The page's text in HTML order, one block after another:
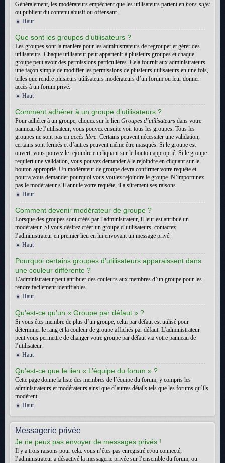
Généralement, les modérateurs empêchent que les utilisateurs partent en hors-sujet
ou publient du contenu abusif ou offensant.
Haut
Que sont les groupes d’utilisateurs ?
Les groupes sont la manière pour les administrateurs de regrouper et gérer des
utilisateurs. Chaque utilisateur peut appartenir à plusieurs groupes et chaque
groupe peut avoir des permissions particulières. Cela fournit aux administrateurs
une façon simple de modifier les permissions de plusieurs utilisateurs en une fois,
telles que rendre plusieurs utilisateurs modérateurs d’un forum ou leur donner
accès à un forum privé.
Haut
Comment adhérer à un groupe d’utilisateurs ?
Pour adhérer à un groupe, cliquez sur le lien Groupes d’utilisateurs dans votre
panneau de l’utilisateur, vous pouvez ensuite voir tous les groupes. Tous les
groupes ne sont pas en accès libre. Certains peuvent nécessiter une validation,
certains sont fermés et d’autres peuvent même être masqués. Si le groupe est
ouvert, vous pouvez le rejoindre en cliquant sur le bouton approprié. Si le groupe
requiert une validation, vous pouvez demander à le rejoindre en cliquant sur le
bouton approprié. Un modérateur de groupe devra confirmer votre requête et
pourra vous demander pourquoi vous voulez rejoindre le groupe. N’importunez
pas le modérateur s’il annule votre requête, il a sûrement ses raisons.
Haut
Comment devenir modérateur de groupe ?
Lorsque des groupes sont créés par l’administrateur, il leur est attribué un
modérateur. Si vous désirez créer un groupe d’utilisateurs, contactez
l’administrateur en premier lieu en lui envoyant un message privé.
Haut
Pourquoi certains groupes d’utilisateurs apparaissent dans
une couleur différente ?
L’administrateur peut attribuer des couleurs aux membres d’un groupe pour les
rendre facilement identifiables.
Haut
Qu’est-ce qu’un « Groupe par défaut » ?
Si vous êtes membre de plus d’un groupe, celui par défaut est utilisé pour
déterminer le rang et la couleur de groupe affichés par défaut. L’administrateur
peut vous permettre de changer votre groupe par défaut via votre panneau de
l’utilisateur.
Haut
Qu’est-ce que le lien « L’équipe du forum » ?
Cette page donne la liste des membres de l’équipe du forum, y compris les
administrateurs et modérateurs ainsi que d’autres détails tels que les forums qu’ils
modèrent.
Haut
Messagerie privée
Je ne peux pas envoyer de messages privés !
Il y a trois raisons pour cela: vous n’êtes pas enregistré et/ou connecté,
l’administrateur a désactivé la messagerie privée sur l’ensemble du forum, ou